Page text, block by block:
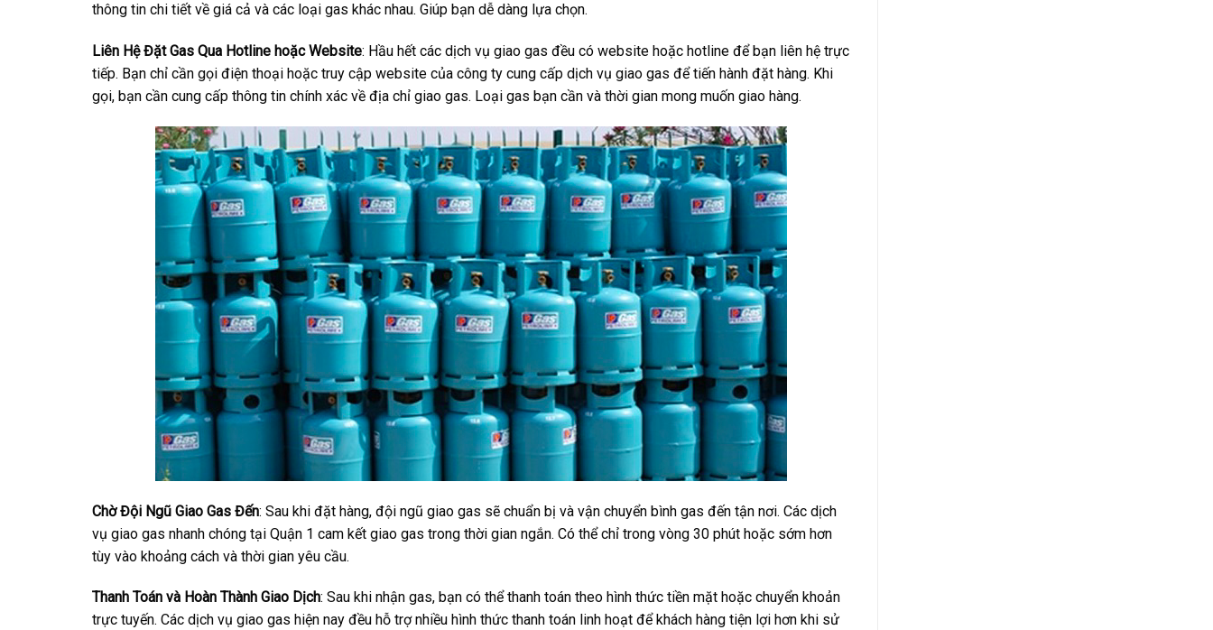
thông tin chi tiết về giá cả và các loại gas khác nhau. Giúp bạn dễ dàng lựa chọn.
Liên Hệ Đặt Gas Qua Hotline hoặc Website: Hầu hết các dịch vụ giao gas đều có website hoặc hotline để bạn liên hệ trực
tiếp. Bạn chỉ cần gọi điện thoại hoặc truy cập website của công ty cung cấp dịch vụ giao gas để tiến hành đặt hàng. Khi
gọi, bạn cần cung cấp thông tin chính xác về địa chỉ giao gas. Loại gas bạn cần và thời gian mong muốn giao hàng.
Chờ Đội Ngũ Giao Gas Đến: Sau khi đặt hàng, đội ngũ giao gas sẽ chuẩn bị và vận chuyển bình gas đến tận nơi. Các dịch
vụ giao gas nhanh chóng tại Quận 1 cam kết giao gas trong thời gian ngắn. Có thể chỉ trong vòng 30 phút hoặc sớm hơn
tùy vào khoảng cách và thời gian yêu cầu.
Thanh Toán và Hoàn Thành Giao Dịch: Sau khi nhận gas, bạn có thể thanh toán theo hình thức tiền mặt hoặc chuyển khoản
trực tuyến. Các dịch vụ giao gas hiện nay đều hỗ trợ nhiều hình thức thanh toán linh hoạt để khách hàng tiện lợi hơn khi sử